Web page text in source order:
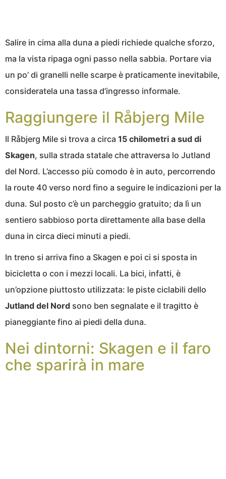
Salire in cima alla duna a piedi richiede qualche sforzo,
ma la vista ripaga ogni passo nella sabbia. Portare via
un po’ di granelli nelle scarpe è praticamente inevitabile,
consideratela una tassa d’ingresso informale.
Raggiungere il Råbjerg Mile
Il Råbjerg Mile si trova a circa 15 chilometri a sud di
Skagen, sulla strada statale che attraversa lo Jutland
del Nord. L’accesso più comodo è in auto, percorrendo
la route 40 verso nord fino a seguire le indicazioni per la
duna. Sul posto c’è un parcheggio gratuito; da lì un
sentiero sabbioso porta direttamente alla base della
duna in circa dieci minuti a piedi.
In treno si arriva fino a Skagen e poi ci si sposta in
bicicletta o con i mezzi locali. La bici, infatti, è
un’opzione piuttosto utilizzata: le piste ciclabili dello
Jutland del Nord sono ben segnalate e il tragitto è
pianeggiante fino ai piedi della duna.
Nei dintorni: Skagen e il faro
che sparirà in mare